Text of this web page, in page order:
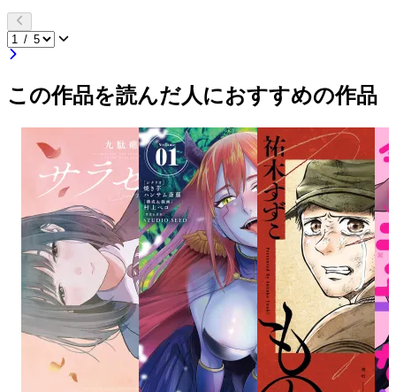
この作品を読んだ人におすすめの作品